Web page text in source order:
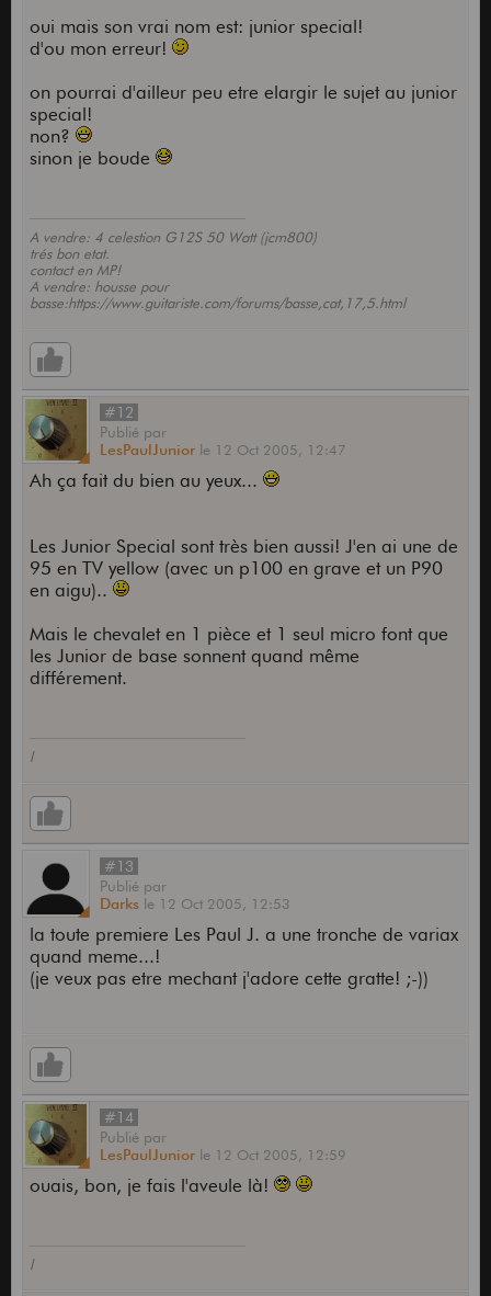
oui mais son vrai nom est: junior special!
d'ou mon erreur!
on pourrai d'ailleur peu etre elargir le sujet au junior
special!
non?
sinon je boude
A vendre: 4 celestion G12S 50 Watt (jcm800)
trés bon etat.
contact en MP!
A vendre: housse pour
basse:https://www.guitariste.com/forums/basse,cat,17,5.html
#12
Publié par
LesPaulJunior le 12 Oct 2005, 12:47
Ah ça fait du bien au yeux...
Les Junior Special sont très bien aussi! J'en ai une de
95 en TV yellow (avec un p100 en grave et un P90
en aigu)..
Mais le chevalet en 1 pièce et 1 seul micro font que
les Junior de base sonnent quand même
différement.
l
#13
Publié par
Darks le 12 Oct 2005, 12:53
la toute premiere Les Paul J. a une tronche de variax
quand meme...!
(je veux pas etre mechant j'adore cette gratte! ;-))
#14
Publié par
LesPaulJunior le 12 Oct 2005, 12:59
ouais, bon, je fais l'aveule là!
l